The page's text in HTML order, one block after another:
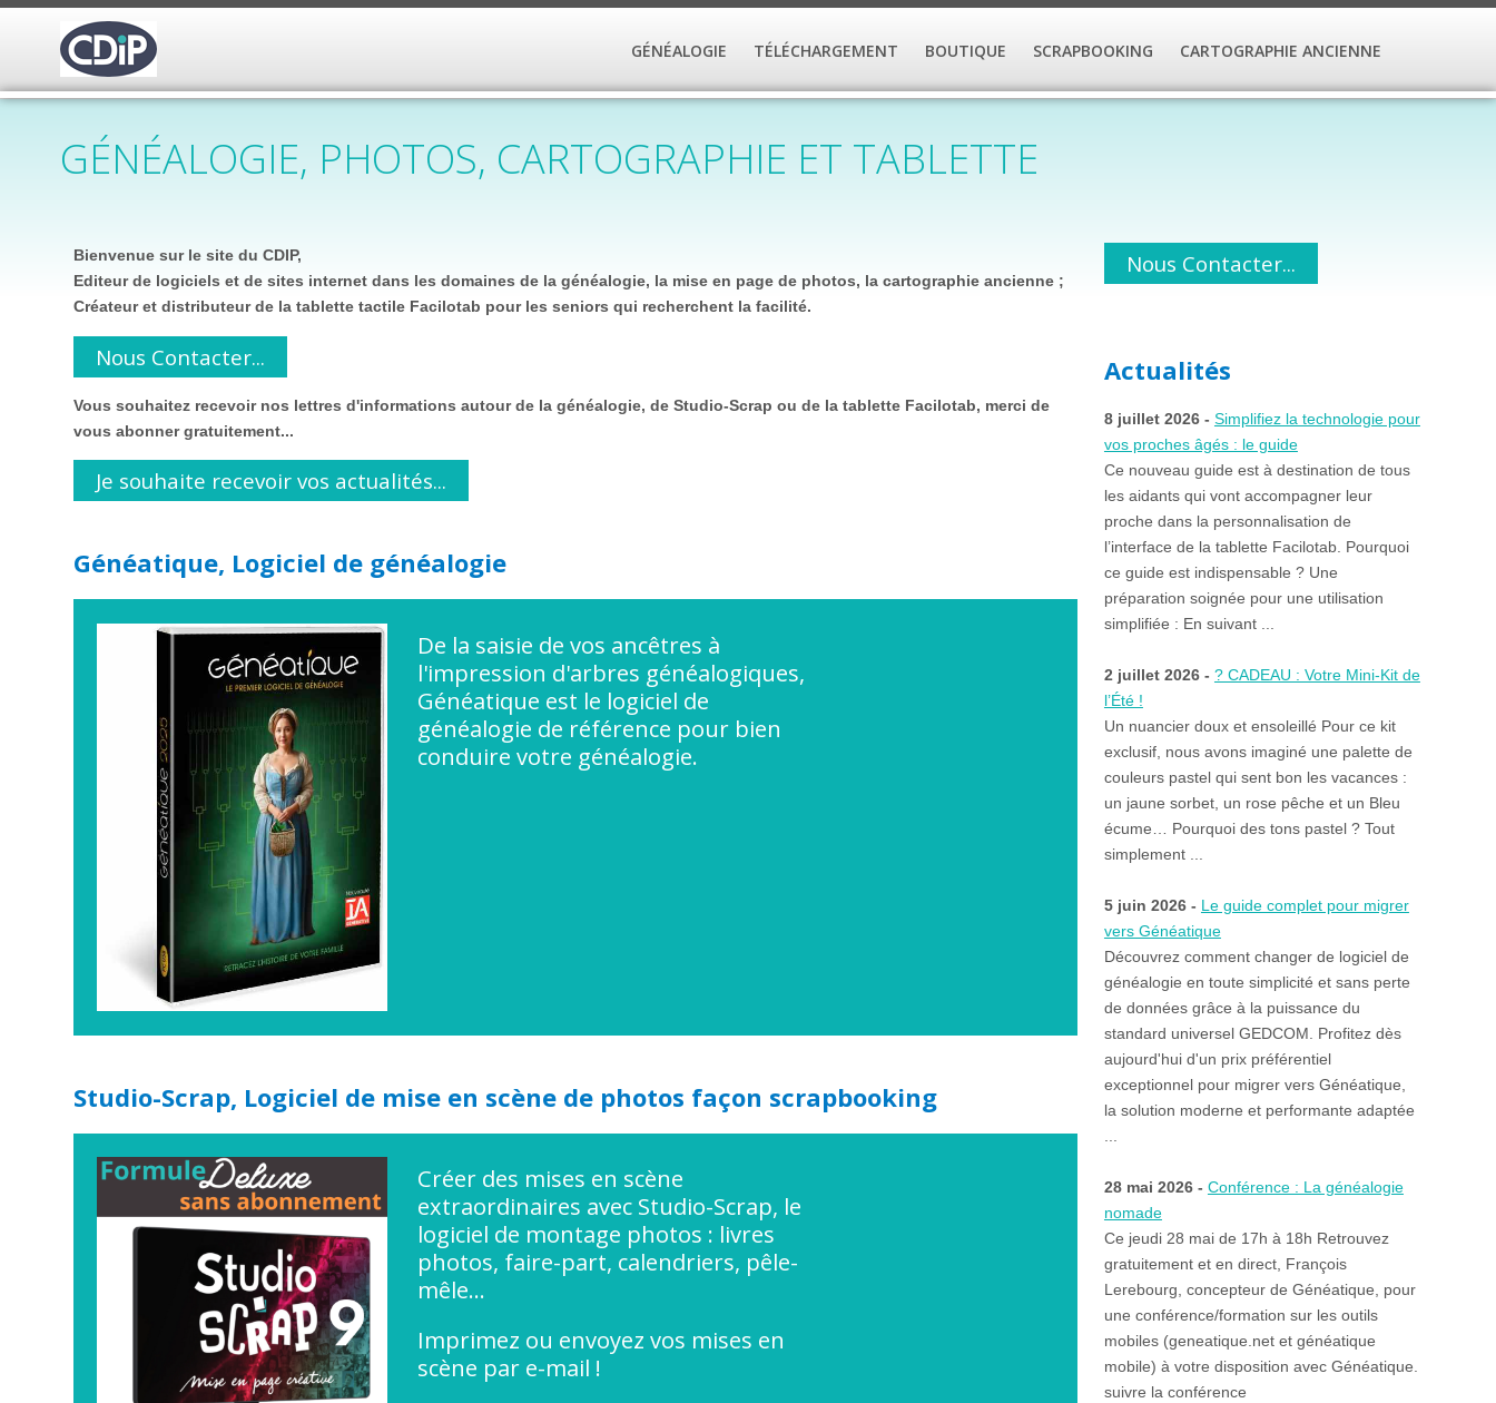
GÉNÉALOGIE TÉLÉCHARGEMENT BOUTIQUE SCRAPBOOKING CARTOGRAPHIE ANCIENNE
GÉNÉALOGIE, PHOTOS, CARTOGRAPHIE ET TABLETTE
Bienvenue sur le site du CDIP,
Editeur de logiciels et de sites internet dans les domaines de la généalogie, la mise en page de photos, la cartographie ancienne ;
Créateur et distributeur de la tablette tactile Facilotab pour les seniors qui recherchent la facilité.
Nous Contacter...
Vous souhaitez recevoir nos lettres d'informations autour de la généalogie, de Studio-Scrap ou de la tablette Facilotab, merci de
vous abonner gratuitement...
Je souhaite recevoir vos actualités...
Généatique, Logiciel de généalogie
De la saisie de vos ancêtres à
l'impression d'arbres généalogiques,
Généatique est le logiciel de
généalogie de référence pour bien
conduire votre généalogie.
Studio-Scrap, Logiciel de mise en scène de photos façon scrapbooking
Créer des mises en scène
extraordinaires avec Studio-Scrap, le
logiciel de montage photos : livres
photos, faire-part, calendriers, pêle-
mêle...
Imprimez ou envoyez vos mises en
scène par e-mail !
Nous Contacter...
Actualités
8 juillet 2026 - Simplifiez la technologie pour
vos proches âgés : le guide
Ce nouveau guide est à destination de tous
les aidants qui vont accompagner leur
proche dans la personnalisation de
l’interface de la tablette Facilotab. Pourquoi
ce guide est indispensable ? Une
préparation soignée pour une utilisation
simplifiée : En suivant ...
2 juillet 2026 - ? CADEAU : Votre Mini-Kit de
l’Été !
Un nuancier doux et ensoleillé Pour ce kit
exclusif, nous avons imaginé une palette de
couleurs pastel qui sent bon les vacances :
un jaune sorbet, un rose pêche et un Bleu
écume… Pourquoi des tons pastel ? Tout
simplement ...
5 juin 2026 - Le guide complet pour migrer
vers Généatique
Découvrez comment changer de logiciel de
généalogie en toute simplicité et sans perte
de données grâce à la puissance du
standard universel GEDCOM. Profitez dès
aujourd'hui d'un prix préférentiel
exceptionnel pour migrer vers Généatique,
la solution moderne et performante adaptée
...
28 mai 2026 - Conférence : La généalogie
nomade
Ce jeudi 28 mai de 17h à 18h Retrouvez
gratuitement et en direct, François
Lerebourg, concepteur de Généatique, pour
une conférence/formation sur les outils
mobiles (geneatique.net et généatique
mobile) à votre disposition avec Généatique.
suivre la conférence